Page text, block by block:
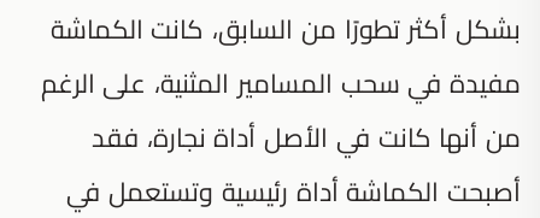
بشكل أكثر تطورًا من السابق، كانت الكماشة
مفيدة في سحب المسامير المثنية، على الرغم
من أنها كانت في الأصل أداة نجارة، فقد
أصبحت الكماشة أداة رئيسية وتستعمل في